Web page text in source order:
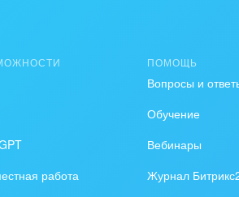
корпоративные
работа
ПОМОЩЬ
Вопросы и
Обучение
Вебинары
Журнал